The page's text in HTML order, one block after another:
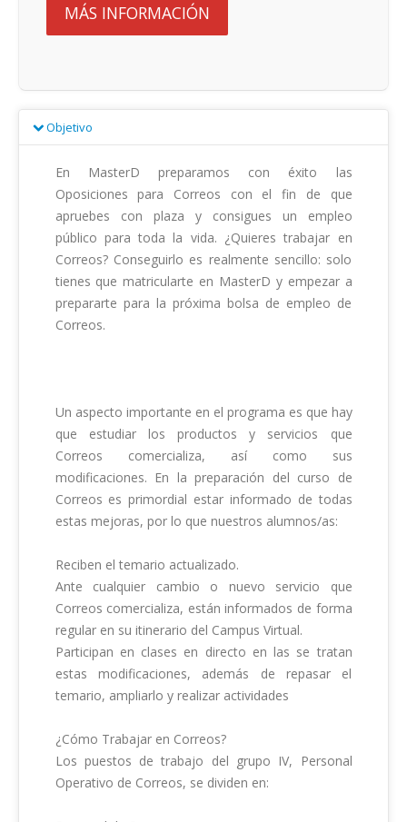
MÁS INFORMACIÓN
Objetivo
En MasterD preparamos con éxito las
Oposiciones para Correos con el fin de que
apruebes con plaza y consigues un empleo
público para toda la vida. ¿Quieres trabajar en
Correos? Conseguirlo es realmente sencillo: solo
tienes que matricularte en MasterD y empezar a
prepararte para la próxima bolsa de empleo de
Correos.
Un aspecto importante en el programa es que hay
que estudiar los productos y servicios que
Correos comercializa, así como sus
modificaciones. En la preparación del curso de
Correos es primordial estar informado de todas
estas mejoras, por lo que nuestros alumnos/as:
Reciben el temario actualizado.
Ante cualquier cambio o nuevo servicio que
Correos comercializa, están informados de forma
regular en su itinerario del Campus Virtual.
Participan en clases en directo en las se tratan
estas modificaciones, además de repasar el
temario, ampliarlo y realizar actividades
¿Cómo Trabajar en Correos?
Los puestos de trabajo del grupo IV, Personal
Operativo de Correos, se dividen en: